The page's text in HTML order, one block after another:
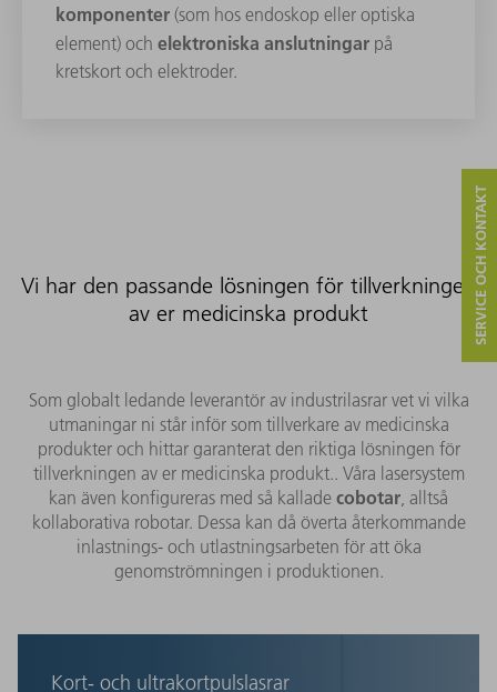
komponenter (som hos endoskop eller optiska
element) och elektroniska anslutningar på
kretskort och elektroder.
Vi har den passande lösningen för tillverkningen
av er medicinska produkt
Som globalt ledande leverantör av industrilasrar vet vi vilka
utmaningar ni står inför som tillverkare av medicinska
produkter och hittar garanterat den riktiga lösningen för
tillverkningen av er medicinska produkt.. Våra lasersystem
kan även konfigureras med så kallade cobotar , alltså
kollaborativa robotar. Dessa kan då överta återkommande
inlastnings- och utlastningsarbeten för att öka
genomströmningen i produktionen.
Kort- och ultrakortpulslasrar
SERVICE OCH KONTAKT